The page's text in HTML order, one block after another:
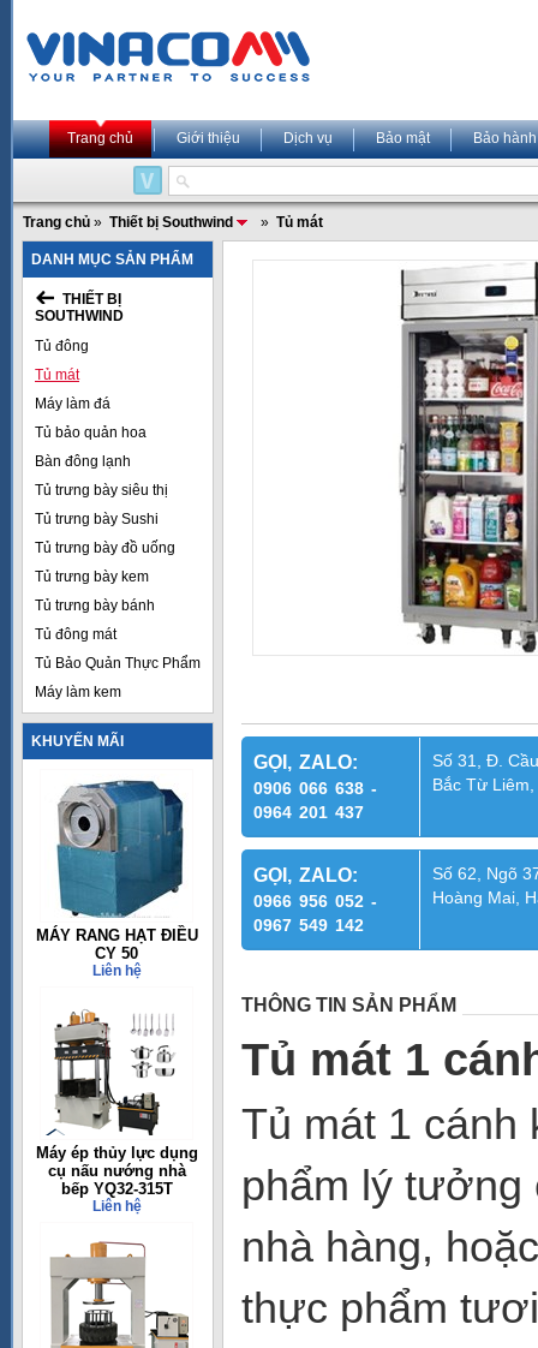
Trang chủ Giới thiệu Dịch vụ Bảo mật Bảo hành
Trang chủ » Thiết bị Southwind » Tủ mát
DANH MỤC SẢN PHẨM
THIẾT BỊ
SOUTHWIND
Tủ đông
Tủ mát
Máy làm đá
Tủ bảo quản hoa
Bàn đông lạnh
Tủ trưng bày siêu thị
Tủ trưng bày Sushi
Tủ trưng bày đồ uống
Tủ trưng bày kem
Tủ trưng bày bánh
Tủ đông mát
Tủ Bảo Quản Thực Phẩm
Máy làm kem
KHUYẾN MÃI
MÁY RANG HẠT ĐIỀU
CY 50
Liên hệ
Máy ép thủy lực dụng
cụ nấu nướng nhà
bếp YQ32-315T
Liên hệ
GỌI, ZALO:
0906 066 638 -
0964 201 437
Số 31, Đ.
Bắc Từ
GỌI, ZALO:
0966 956 052 -
0967 549 142
Số 62, Ngõ
Hoàng Mai,
THÔNG TIN SẢN PHẨM
Tủ mát 1
Tủ mát 1 cánh
phẩm lý tưởng
nhà hàng,
thực phẩm